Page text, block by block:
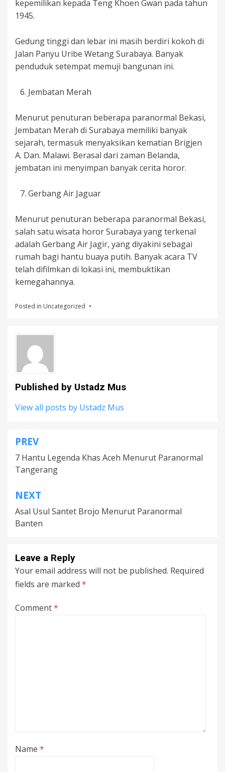
kepemilikan kepada Teng Khoen Gwan pada tahun
1945.
Gedung tinggi dan lebar ini masih berdiri kokoh di
Jalan Panyu Uribe Wetang Surabaya. Banyak
penduduk setempat memuji bangunan ini.
Jembatan Merah
Menurut penuturan beberapa paranormal Bekasi,
Jembatan Merah di Surabaya memiliki banyak
sejarah, termasuk menyaksikan kematian Brigjen
A. Dan. Malawi. Berasal dari zaman Belanda,
jembatan ini menyimpan banyak cerita horor.
Gerbang Air Jaguar
Menurut penuturan beberapa paranormal Bekasi,
salah satu wisata horor Surabaya yang terkenal
adalah Gerbang Air Jagir, yang diyakini sebagai
rumah bagi hantu buaya putih. Banyak acara TV
telah difilmkan di lokasi ini, membuktikan
kemegahannya.
Posted in Uncategorized
Published by Ustadz Mus
View all posts by Ustadz Mus
Post
navigation
PREV
7 Hantu Legenda Khas Aceh Menurut Paranormal
Tangerang
NEXT
Asal Usul Santet Brojo Menurut Paranormal
Banten
Leave a Reply
Your email address will not be published. Required
fields are marked *
Comment*
Name *